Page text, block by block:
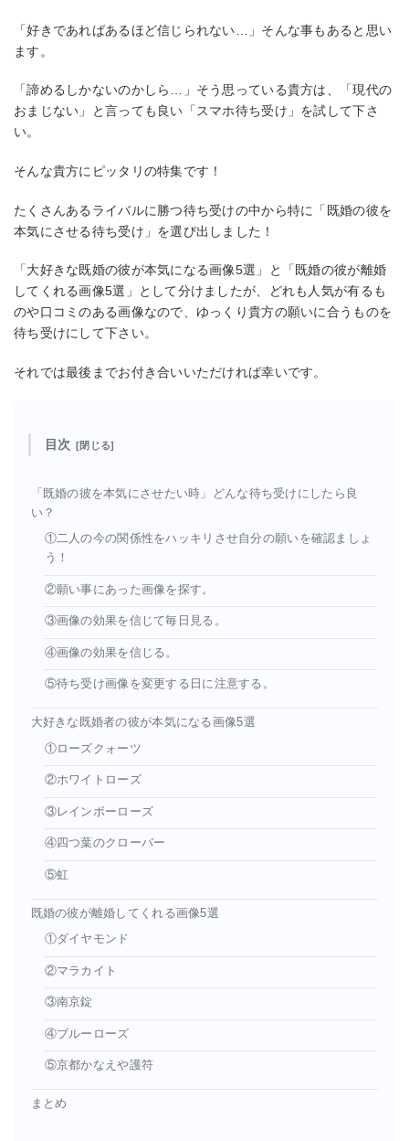
「好きであればあるほど信じられない…」そんな事もあると思い
ます。
「諦めるしかないのかしら…」そう思っている貴方は、「現代の
おまじない」と言っても良い「スマホ待ち受け」を試して下さ
い。
そんな貴方にピッタリの特集です！
たくさんあるライバルに勝つ待ち受けの中から特に「既婚の彼を
本気にさせる待ち受け」を選び出しました！
「大好きな既婚の彼が本気になる画像5選」と「既婚の彼が離婚
してくれる画像5選」として分けましたが、どれも人気が有るも
のや口コミのある画像なので、ゆっくり貴方の願いに合うものを
待ち受けにして下さい。
それでは最後までお付き合いいただければ幸いです。
目次
「既婚の彼を本気にさせたい時」どんな待ち受けにしたら良
い？
①二人の今の関係性をハッキリさせ自分の願いを確認ましょ
う！
②願い事にあった画像を探す。
③画像の効果を信じて毎日見る。
④画像の効果を信じる。
⑤待ち受け画像を変更する日に注意する。
大好きな既婚者の彼が本気になる画像5選
①ローズクォーツ
②ホワイトローズ
③レインボーローズ
④四つ葉のクローバー
⑤虹
既婚の彼が離婚してくれる画像5選
①ダイヤモンド
②マラカイト
③南京錠
④ブルーローズ
⑤京都かなえや護符
まとめ